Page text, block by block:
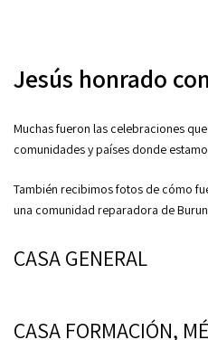
Jesús honrado
Muchas fueron las celebraciones
comunidades y países donde
También recibimos fotos de cómo
una comunidad reparadora de
CASA GENERAL
CASA FORMACIÓN,